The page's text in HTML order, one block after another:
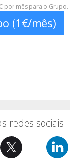
por mês para o Grupo.
(1€/mês)
redes sociais